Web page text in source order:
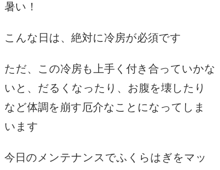
暑い！
こんな日は、絶対に冷房が必須です
ただ、この冷房も上手く付き合っていかな
いと、だるくなったり、お腹を壊したり
など体調を崩す厄介なことになってしま
います
今日のメンテナンスでふくらはぎをマッ